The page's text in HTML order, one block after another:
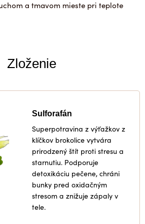
a tmavom mieste pri teplote
Zloženie
Sulforafán
Superpotravina z výťažkov z
klíčkov brokolice vytvára
prirodzený štít proti stresu a
starnutiu. Podporuje
detoxikáciu pečene, chráni
bunky pred oxidačným
stresom a znižuje zápaly v
tele.